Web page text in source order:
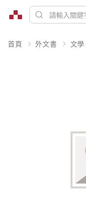
首頁 外文書 文學